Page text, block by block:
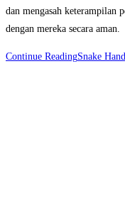
dan mengasah keterampilan
dengan mereka secara aman.
Continue ReadingSnake